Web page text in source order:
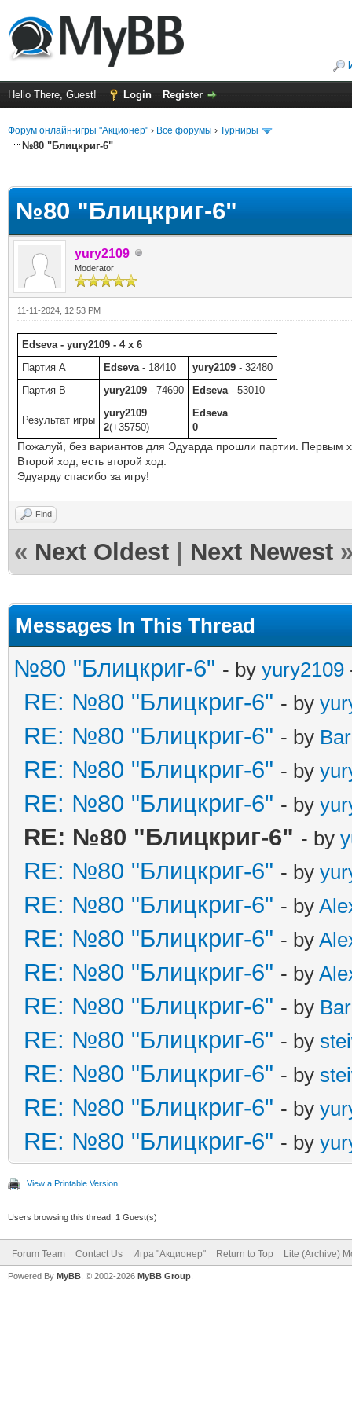
Hello There, Guest! Login Register
Форум онлайн-игры "Акционер" › Все форумы › Турниры
№80 "Блицкриг-6"
№80 "Блицкриг-6"
yury2109
Moderator
11-11-2024, 12:53 PM
Edseva - yury2109 - 4 x 6
Партия A
Edseva - 18410 yury2109 - 32480
Партия B
yury2109 - 74690 Edseva - 53010
Результат игры
yury2109
2(+35750)
Edseva
0
Пожалуй, без вариантов для Эдуарда прошли партии. Первым
Второй ход, есть второй ход.
Эдуарду спасибо за игру!
Find
« Next Oldest Next Newest
Messages In This Thread
№80 "Блицкриг-6" - by yury2109
RE: №80 "Блицкриг-6" - by
RE: №80 "Блицкриг-6" - by
RE: №80 "Блицкриг-6" - by
RE: №80 "Блицкриг-6" - by
RE: №80 "Блицкриг-6" - by
RE: №80 "Блицкриг-6" - by
RE: №80 "Блицкриг-6" - by
RE: №80 "Блицкриг-6" - by
RE: №80 "Блицкриг-6" - by
RE: №80 "Блицкриг-6" - by
RE: №80 "Блицкриг-6" - by
RE: №80 "Блицкриг-6" - by
RE: №80 "Блицкриг-6" - by
RE: №80 "Блицкриг-6" - by
View a Printable Version
Users browsing this thread: 1 Guest(s)
Forum Team Contact Us Игра "Акционер" Return to Top Lite (Archive)
Powered By MyBB , © 2002-2026 MyBB Group